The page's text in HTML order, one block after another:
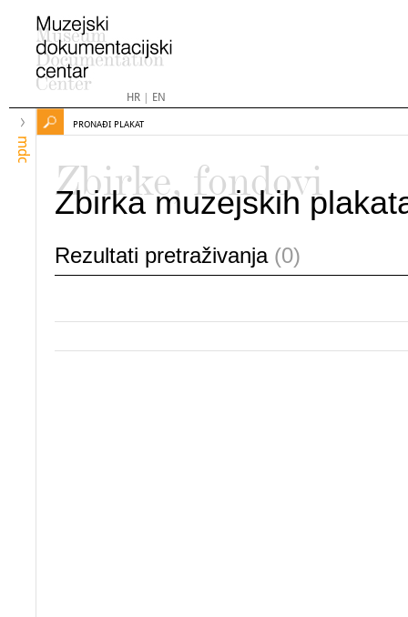
HR| EN
mdc
PRONAĐI PLAKAT
Zbirke, fondovi
Zbirka muzejskih
Rezultati pretraživanja (0)